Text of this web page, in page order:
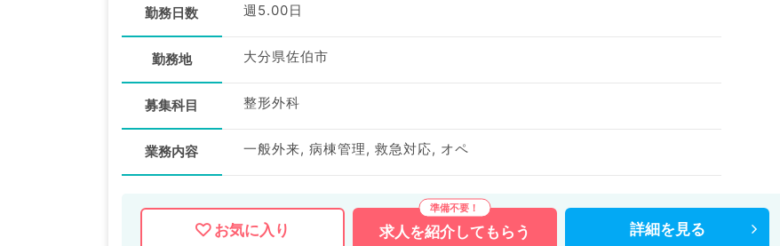
勤務日数 週5.00日
勤務地 大分県佐伯市
募集科目 整形外科
業務内容 一般外来, 病棟管理, 救急対応, オペ
お気に入り 求人を紹介してもらう 詳細を 見る